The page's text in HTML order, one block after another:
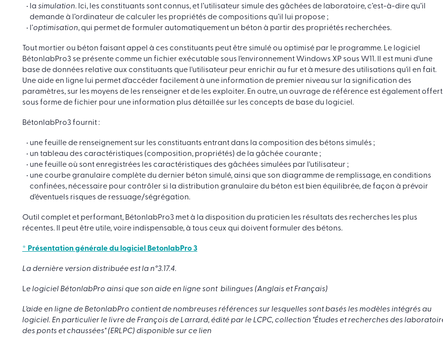
la simulation. Ici, les constituants sont connus, et l’utilisateur simule des gâchées de laboratoire, c’est-à-dire qu’il
demande à l’ordinateur de calculer les propriétés de compositions qu’il lui propose ;
l’optimisation, qui permet de formuler automatiquement un béton à partir des propriétés recherchées.
Tout mortier ou béton faisant appel à ces constituants peut être simulé ou optimisé par le programme. Le logiciel
BétonlabPro3 se présente comme un fichier exécutable sous l'environnement Windows XP sous W11. Il est muni d'une
base de données relative aux constituants que l'utilisateur peur enrichir au fur et à mesure des utilisations qu'il en fait.
Une aide en ligne lui permet d'accéder facilement à une information de premier niveau sur la signification des
paramètres, sur les moyens de les renseigner et de les exploiter. En outre, un ouvrage de référence est également offert
sous forme de fichier pour une information plus détaillée sur les concepts de base du logiciel.
BétonlabPro3 fournit :
une feuille de renseignement sur les constituants entrant dans la composition des bétons simulés ;
un tableau des caractéristiques (composition, propriétés) de la gâchée courante ;
une feuille où sont enregistrées les caractéristiques des gâchées simulées par l'utilisateur ;
une courbe granulaire complète du dernier béton simulé, ainsi que son diagramme de remplissage, en conditions
confinées, nécessaire pour contrôler si la distribution granulaire du béton est bien équilibrée, de façon à prévoir
d'éventuels risques de ressuage/ségrégation.
Outil complet et performant, BétonlabPro3 met à la disposition du praticien les résultats des recherches les plus
récentes. Il peut être utile, voire indispensable, à tous ceux qui doivent formuler des bétons.
* Présentation générale du logiciel BetonlabPro 3
La dernière version distribuée est la n°3.17.4.
Le logiciel BétonlabPro ainsi que son aide en ligne sont bilingues (Anglais et Français)
L'aide en ligne de BetonlabPro contient de nombreuses références sur lesquelles sont basés les modèles intégrés au
logiciel. En particulier le livre de François de Larrard, édité par le LCPC, collection "Études et recherches des
des ponts et chaussées" (ERLPC) disponible sur ce lien